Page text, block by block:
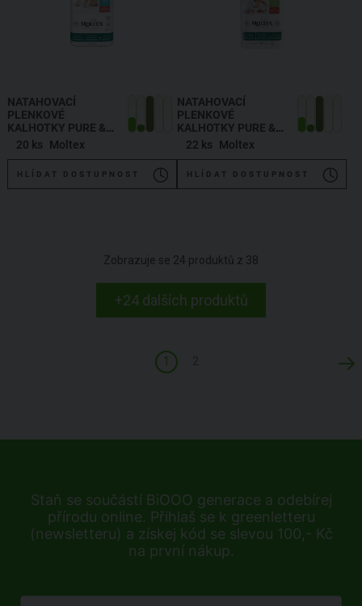
NATAHOVACÍ
PLENKOVÉ
KALHOTKY PURE &
NATURE JUNIOR 9-14
KG
20 ks Moltex
HLÍDAT DOSTUPNOST
NATAHOVACÍ
PLENKOVÉ
KALHOTKY PURE &
NATURE MAXI 7-12
KG
22 ks Moltex
HLÍDAT DOSTUPNOST
Zobrazuje se 24 produktů z 38
+24 dalších produktů
1
Staň se součástí BiOOO generace a odebírej
přírodu online. Přihlaš se k greenletteru
(newsletteru) a získej kód se slevou 100,- Kč
na první nákup.